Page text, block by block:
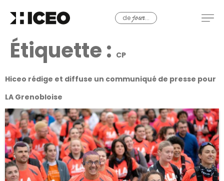
dejour...
Étiquette : CP
Hiceo rédige et diffuse un communiqué de presse pour
LA Grenobloise